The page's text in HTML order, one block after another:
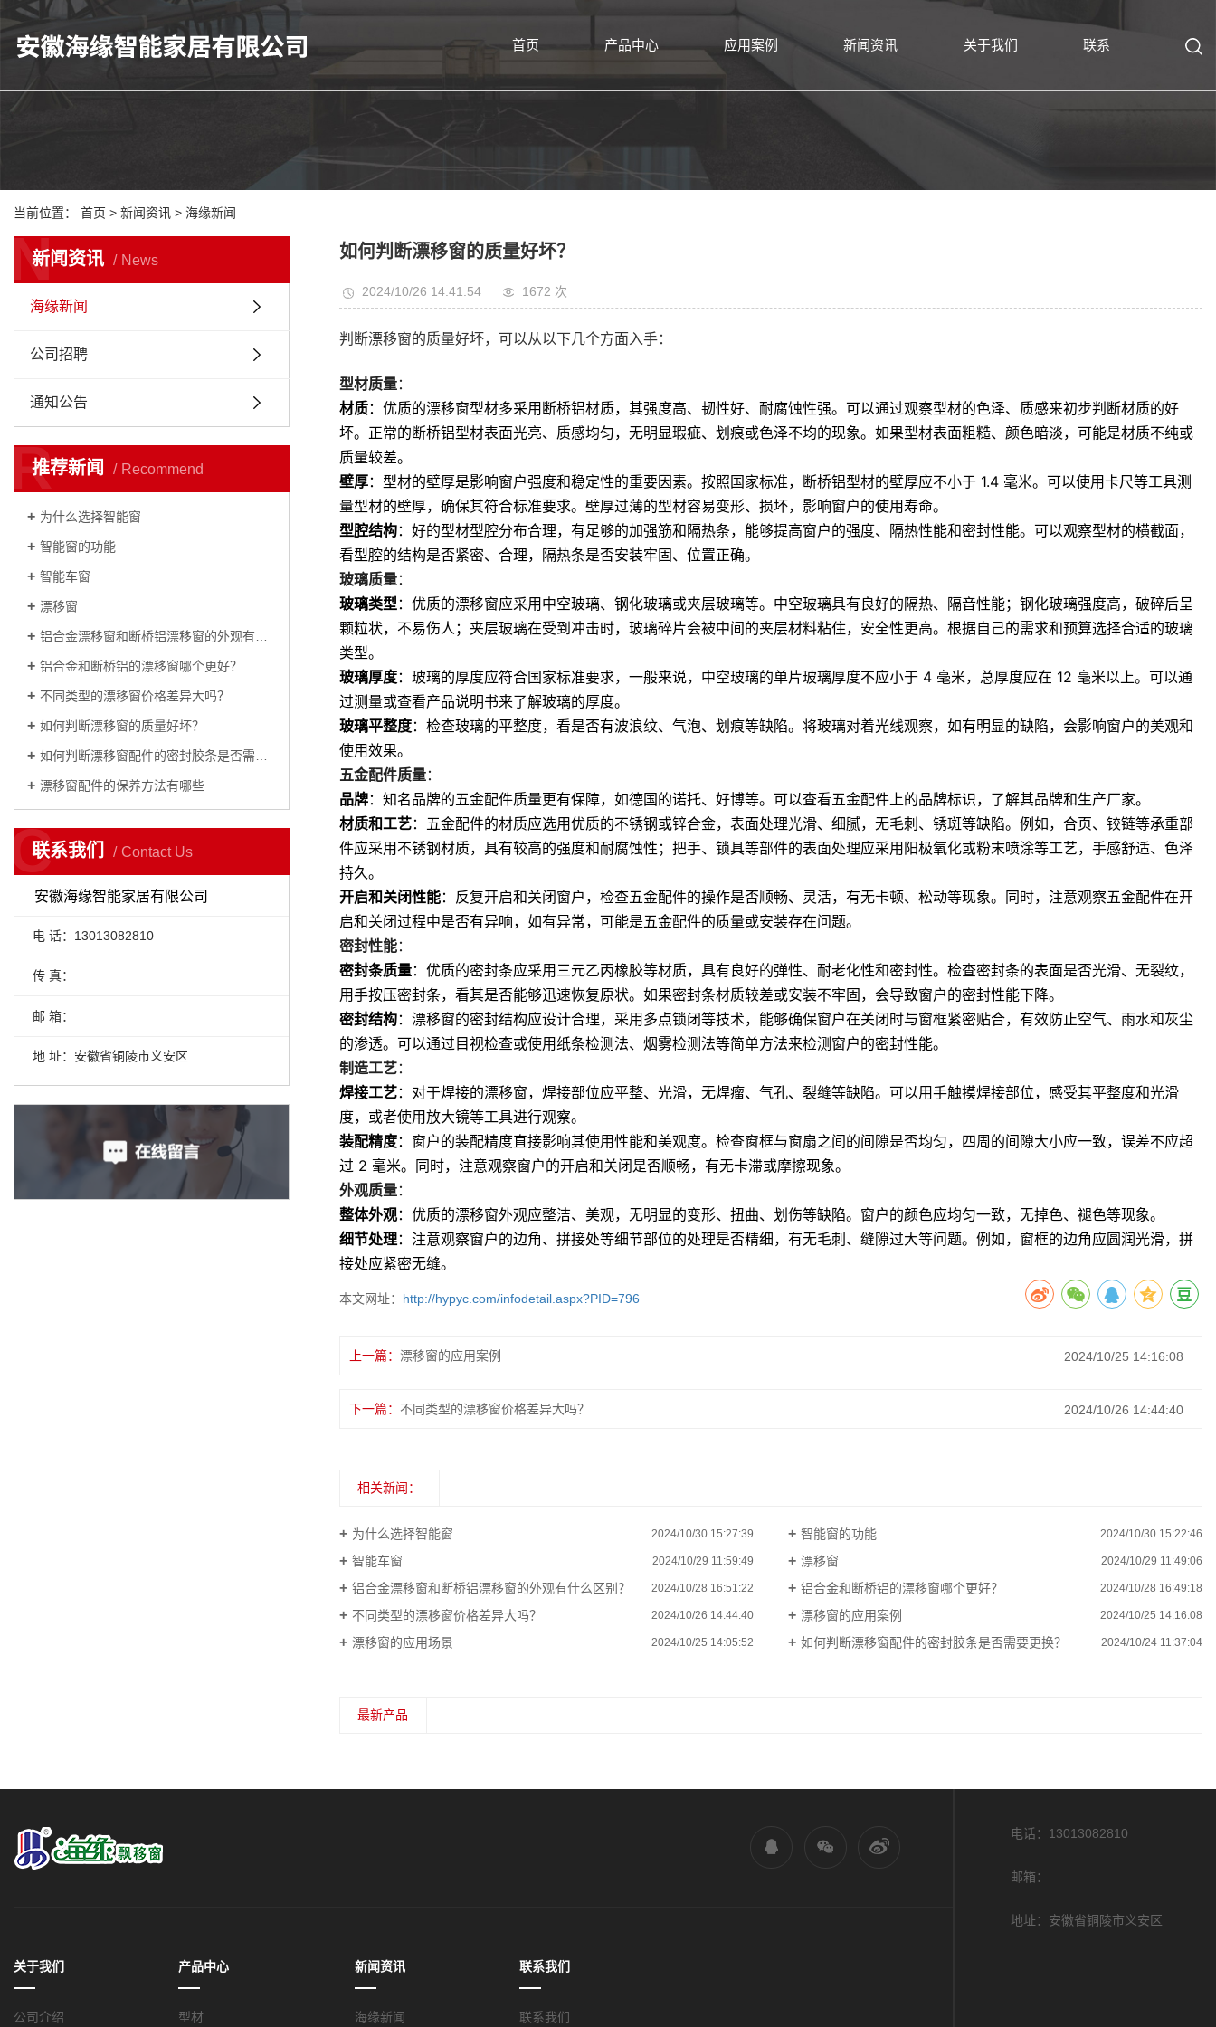
首页 产品中心 应用案例 新闻资讯 关于我们 联系
当前位置： 首页 > 新闻资讯 > 海缘新闻
新闻资讯 News
N
海缘新闻
公司招聘
通知公告
推荐新闻 Recommend
R
为什么选择智能窗
智能窗的功能
智能车窗
漂移窗
铝合金漂移窗和断桥铝漂移窗的外观有什么区别？
铝合金和断桥铝的漂移窗哪个更好？
不同类型的漂移窗价格差异大吗？
如何判断漂移窗的质量好坏？
如何判断漂移窗配件的密封胶条是否需要更换？
漂移窗配件的保养方法有哪些
联系我们 Contact Us
C
安徽海缘智能家居有限公司
电 话：13013082810
传 真：
邮 箱：
地 址：安徽省铜陵市义安区
如何判断漂移窗的质量好坏？
2024/10/26 14:41:54 1672 次
判断漂移窗的质量好坏，可以从以下几个方面入手：
型材质量：
材质：优质的漂移窗型材多采用断桥铝材质，其强度高、韧性好、耐腐蚀性强。可以通过观察型材的色泽、质感来初步判断材质的好
坏。正常的断桥铝型材表面光亮、质感均匀，无明显瑕疵、划痕或色泽不均的现象。如果型材表面粗糙、颜色暗淡，可能是材质不纯或
质量较差。
壁厚：型材的壁厚是影响窗户强度和稳定性的重要因素。按照国家标准，断桥铝型材的壁厚应不小于 1.4 毫米。可以使用卡尺等工具测
量型材的壁厚，确保其符合标准要求。壁厚过薄的型材容易变形、损坏，影响窗户的使用寿命。
型腔结构：好的型材型腔分布合理，有足够的加强筋和隔热条，能够提高窗户的强度、隔热性能和密封性能。可以观察型材的横截面，
看型腔的结构是否紧密、合理，隔热条是否安装牢固、位置正确。
玻璃质量：
玻璃类型：优质的漂移窗应采用中空玻璃、钢化玻璃或夹层玻璃等。中空玻璃具有良好的隔热、隔音性能；钢化玻璃强度高，破碎后呈
颗粒状，不易伤人；夹层玻璃在受到冲击时，玻璃碎片会被中间的夹层材料粘住，安全性更高。根据自己的需求和预算选择合适的玻璃
类型。
玻璃厚度：玻璃的厚度应符合国家标准要求，一般来说，中空玻璃的单片玻璃厚度不应小于 4 毫米，总厚度应在 12 毫米以上。可以通
过测量或查看产品说明书来了解玻璃的厚度。
玻璃平整度：检查玻璃的平整度，看是否有波浪纹、气泡、划痕等缺陷。将玻璃对着光线观察，如有明显的缺陷，会影响窗户的美观和
使用效果。
五金配件质量：
品牌：知名品牌的五金配件质量更有保障，如德国的诺托、好博等。可以查看五金配件上的品牌标识，了解其品牌和生产厂家。
材质和工艺：五金配件的材质应选用优质的不锈钢或锌合金，表面处理光滑、细腻，无毛刺、锈斑等缺陷。例如，合页、铰链等承重部
件应采用不锈钢材质，具有较高的强度和耐腐蚀性；把手、锁具等部件的表面处理应采用阳极氧化或粉末喷涂等工艺，手感舒适、色泽
持久。
开启和关闭性能：反复开启和关闭窗户，检查五金配件的操作是否顺畅、灵活，有无卡顿、松动等现象。同时，注意观察五金配件在开
启和关闭过程中是否有异响，如有异常，可能是五金配件的质量或安装存在问题。
密封性能：
密封条质量：优质的密封条应采用三元乙丙橡胶等材质，具有良好的弹性、耐老化性和密封性。检查密封条的表面是否光滑、无裂纹，
用手按压密封条，看其是否能够迅速恢复原状。如果密封条材质较差或安装不牢固，会导致窗户的密封性能下降。
密封结构：漂移窗的密封结构应设计合理，采用多点锁闭等技术，能够确保窗户在关闭时与窗框紧密贴合，有效防止空气、雨水和灰尘
的渗透。可以通过目视检查或使用纸条检测法、烟雾检测法等简单方法来检测窗户的密封性能。
制造工艺：
焊接工艺：对于焊接的漂移窗，焊接部位应平整、光滑，无焊瘤、气孔、裂缝等缺陷。可以用手触摸焊接部位，感受其平整度和光滑
度，或者使用放大镜等工具进行观察。
装配精度：窗户的装配精度直接影响其使用性能和美观度。检查窗框与窗扇之间的间隙是否均匀，四周的间隙大小应一致，误差不应超
过 2 毫米。同时，注意观察窗户的开启和关闭是否顺畅，有无卡滞或摩擦现象。
外观质量：
整体外观：优质的漂移窗外观应整洁、美观，无明显的变形、扭曲、划伤等缺陷。窗户的颜色应均匀一致，无掉色、褪色等现象。
细节处理：注意观察窗户的边角、拼接处等细节部位的处理是否精细，有无毛刺、缝隙过大等问题。例如，窗框的边角应圆润光滑，拼
接处应紧密无缝。
本文网址： http://hypyc.com/infodetail.aspx?PID=796
上一篇： 漂移窗的应用案例 2024/10/25 14:16:08
下一篇： 不同类型的漂移窗价格差异大吗？ 2024/10/26 14:44:40
相关新闻：
为什么选择智能窗 2024/10/30 15:27:39 智能窗的功能 2024/10/30 15:22:46
智能车窗 2024/10/29 11:59:49 漂移窗 2024/10/29 11:49:06
铝合金漂移窗和断桥铝漂移窗的外观有什么区别？ 2024/10/28 16:51:22 铝合金和断桥铝的漂移窗哪个更好？ 2024/10/28 16:49:18
不同类型的漂移窗价格差异大吗？ 2024/10/26 14:44:40 漂移窗的应用案例 2024/10/25 14:16:08
漂移窗的应用场景 2024/10/25 14:05:52 如何判断漂移窗配件的密封胶条是否需要更换？ 2024/10/24 11:37:04
最新产品
关于我们
公司介绍
产品中心
型材
新闻资讯
海缘新闻
联系我们
联系我们
电话：13013082810
邮箱：
地址：安徽省铜陵市义安区